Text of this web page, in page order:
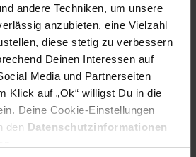
andere Techniken, um unsere
anzubieten, eine Vielzahl
diese stetig zu verbessern
Deinen Interessen auf
Media und Partnerseiten
Klick auf „Ok“ willigst Du in die
Deine Cookie-Einstellungen
den Datenschutzinformationen
Klimaschutz,
und Ressourcen daran, den eigenen
weiter zu reduzieren. Mit über
das Unternehmen zudem zu den
des deutschen
Führungspositionen bevorzugt mit
den eigenen Reihen.
Stiftung & Co. KG